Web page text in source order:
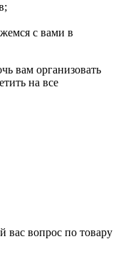
с вами в
вам организовать
на все
вопрос по товару